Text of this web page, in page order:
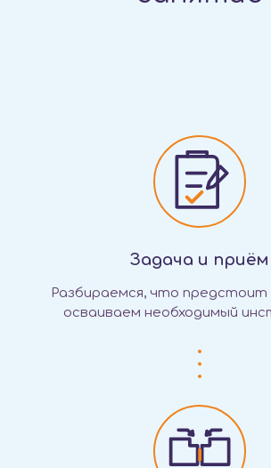
Задача и приём
Разбираемся, что предстоит
осваиваем необходимый